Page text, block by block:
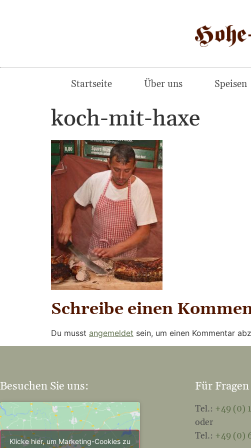
Startseite Über uns Speisen
koch-mit-haxe
Schreibe einen
Du musst angemeldet sein, um einen Kommentar
Besuchen Sie uns:
Klicke hier, um Marketing-Cookies zu
Für
Tel.: +49 (0)
oder
Tel.: +49 (0)